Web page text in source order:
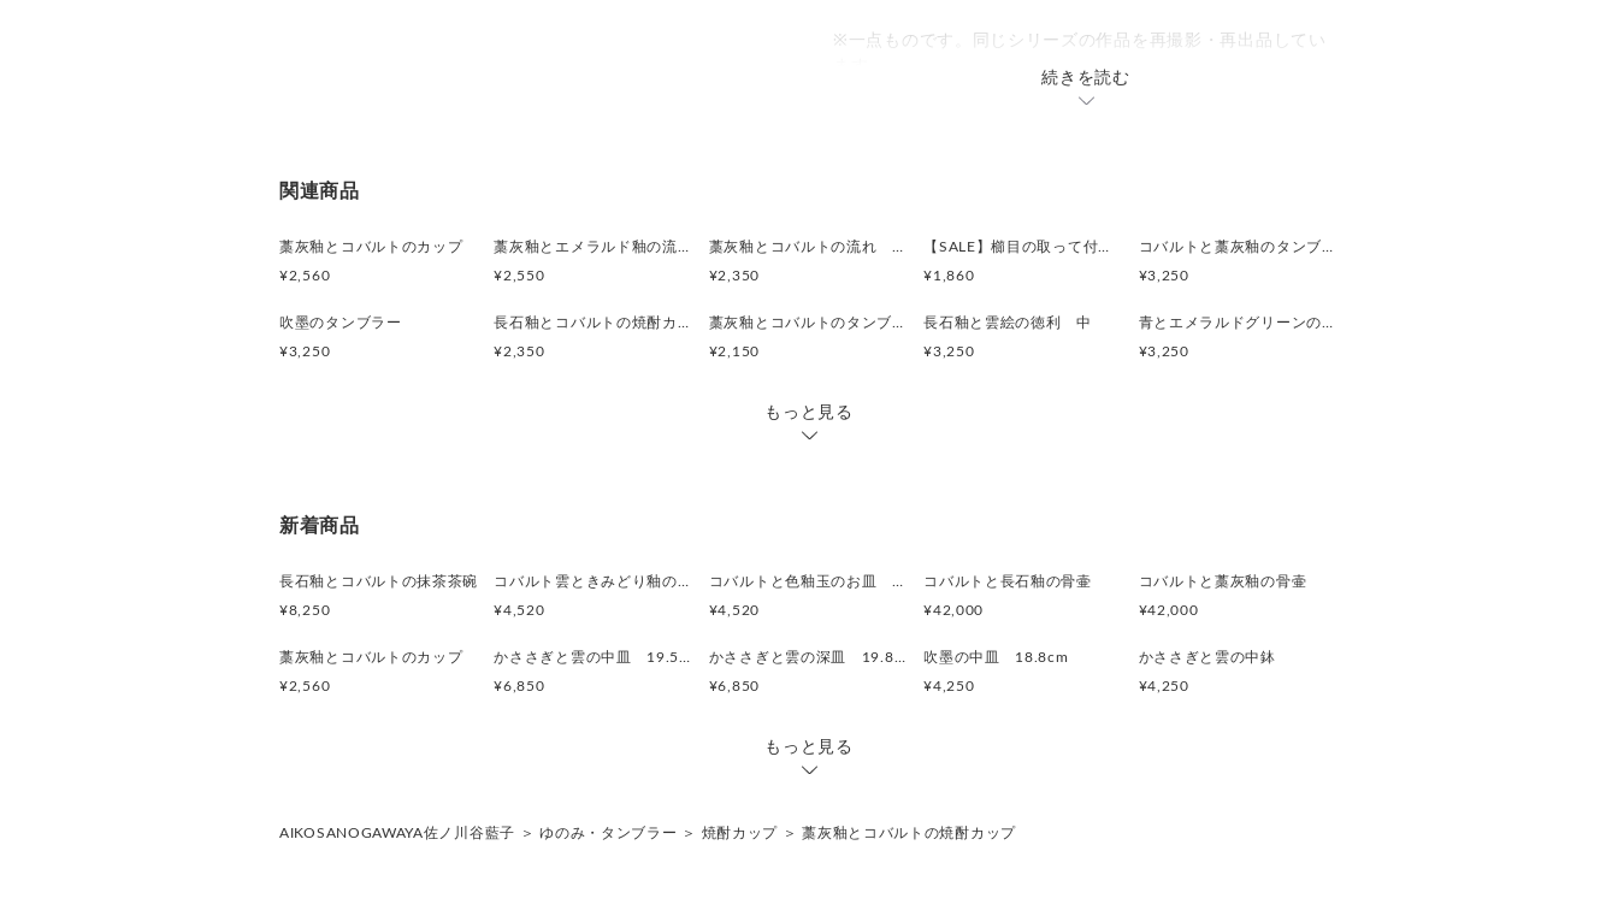
※一点ものです。同じシリーズの作品を再撮影・再出品してい
※極端な急熱急冷でなければレンジ・食洗機OKです。
続きを読む
関連商品
藁灰釉とコバルトのカップ
¥2,560
¥2,550
¥2,350
¥1,860
¥3,250
吹墨のタンブラー
¥3,250
¥2,350
¥2,150
長石釉と雲絵の徳利 中
¥3,250
¥3,250
もっと見る
新着商品
長石釉とコバルトの抹茶茶碗
¥8,250
¥4,520
¥4,520
コバルトと長石釉の骨壷
¥42,000
コバルトと藁灰釉の骨壷
¥42,000
藁灰釉とコバルトのカップ
¥2,560
¥6,850
¥6,850
吹墨の中皿 18.8cm
¥4,250
かささぎと雲の中鉢
¥4,250
もっと見る
AIKOSANOGAWAYA佐ノ川谷藍子 ＞ゆのみ・タンブラー ＞ 焼酎カップ ＞藁灰釉とコバルトの焼酎カップ